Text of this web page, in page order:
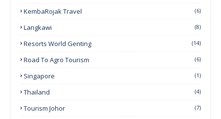
KembaRojak Travel (6)
Langkawi (8)
Resorts World Genting (14)
Road To Agro Tourism (6)
Singapore (1)
Thailand (4)
Tourism Johor (7)